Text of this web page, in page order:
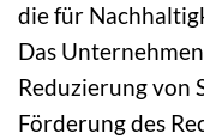
die für
Das
Reduzierung von
Förderung des